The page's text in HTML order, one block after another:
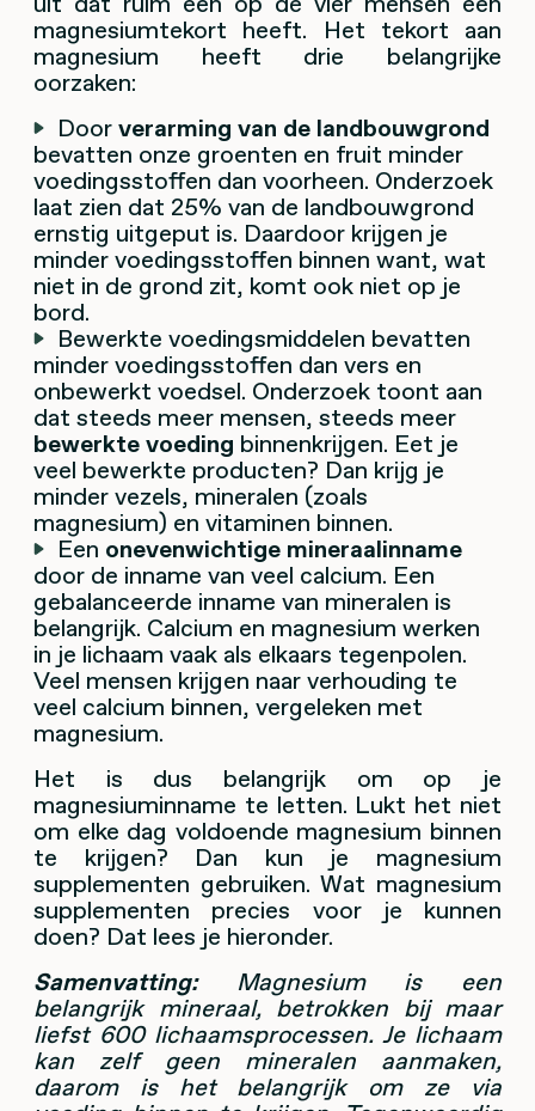
magnesiumtekort heeft. Het tekort aan
magnesium heeft drie belangrijke
oorzaken:
Doorverarming van de landbouwgrond
bevatten onze groenten en fruit minder
voedingsstoffen dan voorheen. Onderzoek
laat zien dat 25% van de landbouwgrond
ernstig uitgeput is. Daardoor krijgen je
minder voedingsstoffen binnen want, wat
niet in de grond zit, komt ook niet op je
bord.
Bewerkte voedingsmiddelen bevatten
minder voedingsstoffen dan vers en
onbewerkt voedsel. Onderzoek toont aan
dat steeds meer mensen, steeds meer
bewerkte voeding binnenkrijgen. Eet je
veel bewerkte producten? Dan krijg je
minder vezels, mineralen (zoals
magnesium) en vitaminen binnen.
Een onevenwichtige mineraalinname
door de inname van veel calcium. Een
gebalanceerde inname van mineralen is
belangrijk. Calcium en magnesium werken
in je lichaam vaak als elkaars tegenpolen.
Veel mensen krijgen naar verhouding te
veel calcium binnen, vergeleken met
magnesium.
Het is dus belangrijk om op je
magnesiuminname te letten. Lukt het niet
om elke dag voldoende magnesium binnen
te krijgen? Dan kun je magnesium
supplementen gebruiken. Wat magnesium
supplementen precies voor je kunnen
doen? Dat lees je hieronder.
Samenvatting: Magnesium is een
belangrijk mineraal, betrokken bij maar
liefst 600 lichaamsprocessen. Je lichaam
kan zelf geen mineralen aanmaken,
daarom is het belangrijk om ze via